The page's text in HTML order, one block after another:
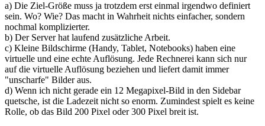
a) Die Ziel-Größe muss ja trotzdem erst einmal irgendwo definiert
sein. Wo? Wie? Das macht in Wahrheit nichts einfacher, sondern
nochmal komplizierter.
b) Der Server hat laufend zusätzliche Arbeit.
c) Kleine Bildschirme (Handy, Tablet, Notebooks) haben eine
virtuelle und eine echte Auflösung. Jede Rechnerei kann sich nur
auf die virtuelle Auflösung beziehen und liefert damit immer
"unscharfe" Bilder aus.
d) Wenn ich nicht gerade ein 12 Megapixel-Bild in den Sidebar
quetsche, ist die Ladezeit nicht so enorm. Zumindest spielt es keine
Rolle, ob das Bild 200 Pixel oder 300 Pixel breit ist.